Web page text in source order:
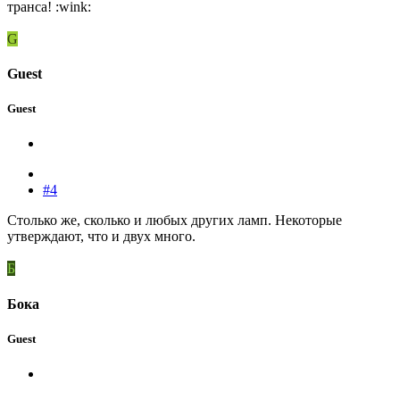
транса! :wink:
G
Guest
Guest
#4
Столько же, сколько и любых других ламп. Некоторые
утверждают, что и двух много.
Б
Бока
Guest